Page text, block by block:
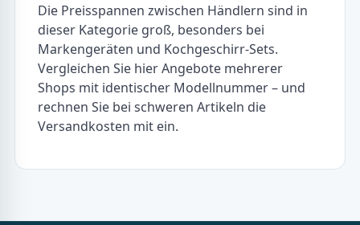
Die Preisspannen zwischen Händlern sind in
dieser Kategorie groß, besonders bei
Markengeräten und Kochgeschirr-Sets.
Vergleichen Sie hier Angebote mehrerer
Shops mit identischer Modellnummer – und
rechnen Sie bei schweren Artikeln die
Versandkosten mit ein.